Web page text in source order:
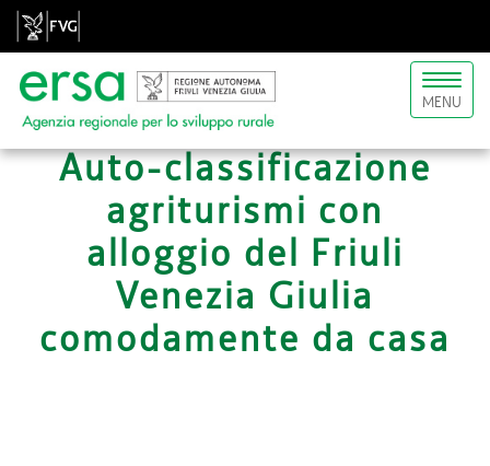
Toggle
MENU
Auto-classificazione
agriturismi con
alloggio del Friuli
Venezia Giulia
comodamente da casa